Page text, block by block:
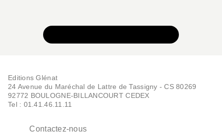
Editions Glénat
24 Avenue du Maréchal de Lattre de Tassigny - CS 80269
92772 BOULOGNE-BILLANCOURT CEDEX
Tel : 01.41.46.11.11
Contactez-nous